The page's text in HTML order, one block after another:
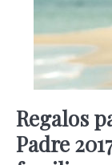
Regalos
Padre